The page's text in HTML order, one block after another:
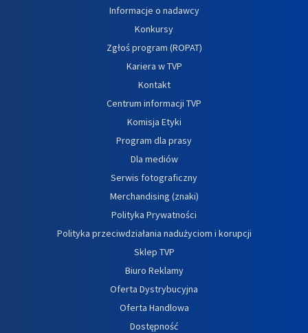
Informacje o nadawcy
Konkursy
Zgłoś program (ROPAT)
Kariera w TVP
Kontakt
Centrum informacji TVP
Komisja Etyki
Program dla prasy
Dla mediów
Serwis fotograficzny
Merchandising (znaki)
Polityka Prywatności
Polityka przeciwdziałania nadużyciom i korupcji
Sklep TVP
Biuro Reklamy
Oferta Dystrybucyjna
Oferta Handlowa
Dostępność